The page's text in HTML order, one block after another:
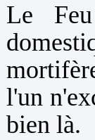
Le
l'un
bien là.